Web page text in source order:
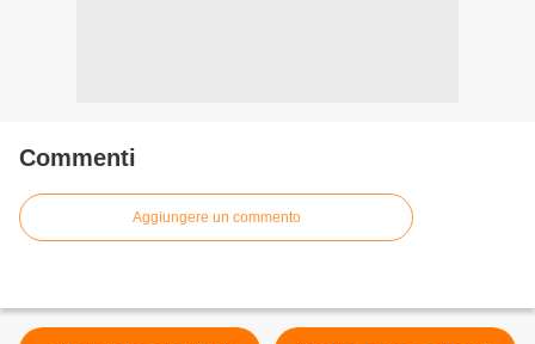
Commenti
Aggiungere un commento